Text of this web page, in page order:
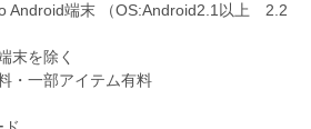
端末 （OS:Android2.1以上 2.2
除く
アイテム有料